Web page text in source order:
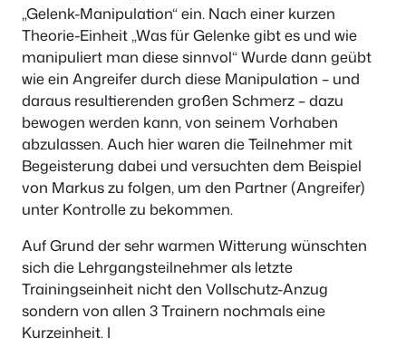
„Gelenk-Manipulation“ ein. Nach einer kurzen
Theorie-Einheit „Was für Gelenke gibt es und wie
manipuliert man diese sinnvol“ Wurde dann geübt
wie ein Angreifer durch diese Manipulation – und
daraus resultierenden großen Schmerz – dazu
bewogen werden kann, von seinem Vorhaben
abzulassen. Auch hier waren die Teilnehmer mit
Begeisterung dabei und versuchten dem Beispiel
von Markus zu folgen, um den Partner (Angreifer)
unter Kontrolle zu bekommen.
Auf Grund der sehr warmen Witterung wünschten
sich die Lehrgangsteilnehmer als letzte
Trainingseinheit nicht den Vollschutz-Anzug
sondern von allen 3 Trainern nochmals eine
Kurzeinheit. I